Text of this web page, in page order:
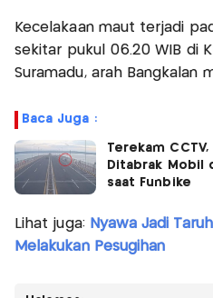
Kecelakaan maut terjadi
sekitar pukul 06.20 WIB di
Suramadu, arah Bangkalan
Baca Juga :
Terekam
Ditabrak Mobil
saat Funbike
Lihat juga: Nyawa Jadi
Melakukan Pesugihan